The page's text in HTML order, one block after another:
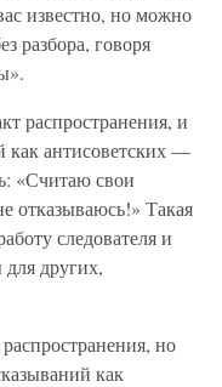
известно, но можно
разбора, говоря
распространения, и
как антисоветских —
«Считаю свои
отказываюсь!» Такая
следователя и
других,
но
как